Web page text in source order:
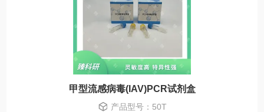
甲型流感病毒(IAV)PCR试剂盒
产品型号：50T